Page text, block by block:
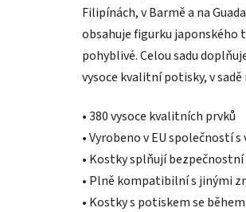
Filipínách, v Barmě a na
obsahuje figurku japonského
pohyblivé. Celou sadu
vysoce kvalitní potisky, v
• 380 vysoce kvalitních prvků
• Vyrobeno v EU společností
• Kostky splňují
• Plně kompatibilní s jinými
• Kostky s potiskem se